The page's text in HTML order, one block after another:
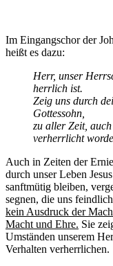
Im Eingangschor der
heißt es dazu:
Herr, unser
herrlich ist.
Zeig uns durch
Gottessohn,
zu aller Zeit,
verherrlicht
Auch in Zeiten der
durch unser Leben
sanftmütig bleiben,
segnen, die uns
kein Ausdruck der
Macht und Ehre. Sie
Umständen unserem
Verhalten verherrlichen.